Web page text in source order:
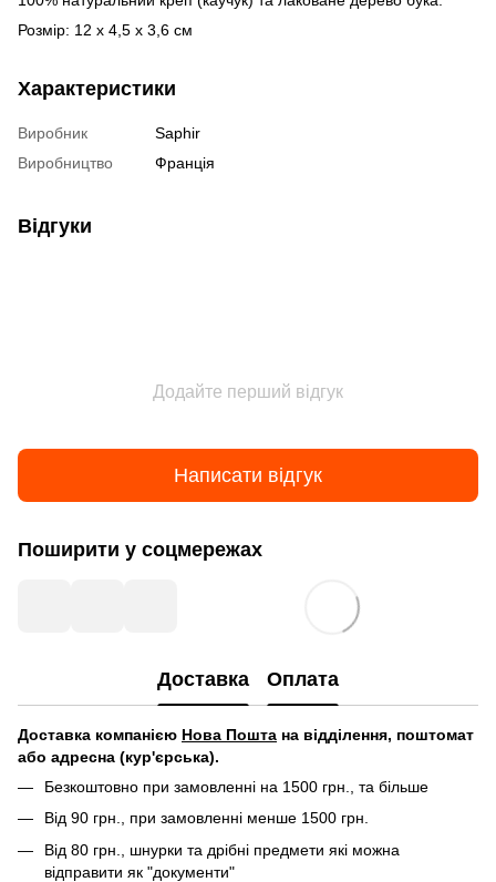
Розмір: 12 х 4,5 х 3,6 см
Характеристики
Виробник
Saphir
Виробництво
Франція
Відгуки
Додайте перший відгук
Написати відгук
Поширити у соцмережах
Доставка Оплата
Доставка компанією Нова Пошта на відділення, поштомат
або адресна (кур'єрська).
Безкоштовно при замовленні на 1500 грн., та більше
Від 90 грн., при замовленні менше 1500 грн.
Від 80 грн., шнурки та дрібні предмети які можна
відправити як "документи"